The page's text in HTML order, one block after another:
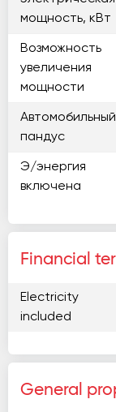
мощность, кВт
Возможность
увеличения
мощности
Автомобильный
пандус
Э/энергия
включена
Financial
Electricity
included
General